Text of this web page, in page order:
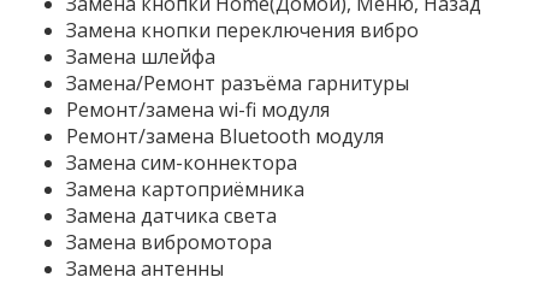
Замена кнопки переключения вибро
Замена шлейфа
Замена/Ремонт разъёма гарнитуры
Ремонт/замена wi-fi модуля
Ремонт/замена Bluetooth модуля
Замена сим-коннектора
Замена картоприёмника
Замена датчика света
Замена вибромотора
Замена антенны